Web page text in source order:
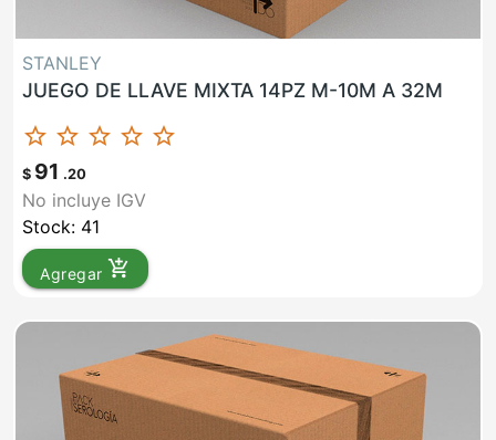
STANLEY
JUEGO DE LLAVE MIXTA 14PZ M-10M A 32M
star_border star_border star_border star_border star_border
$ 91 .20
No incluye IGV
Stock: 41
Agregar add_shopping_cart